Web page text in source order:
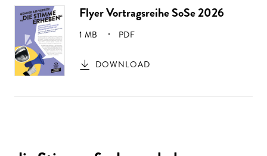
Flyer Vortragsreihe SoSe 2026
GRÖSSE:
1 MB PDF
DOWNLOAD